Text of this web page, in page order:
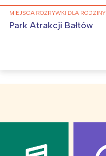
MIEJSCA ROZRYWKI DLA RODZINY
Park Atrakcji Bałtów